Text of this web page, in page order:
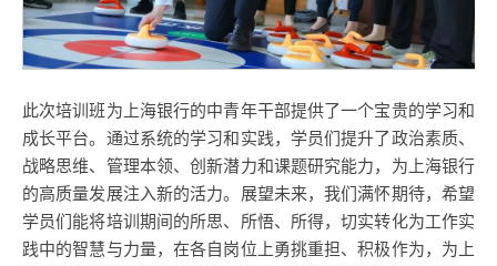
此次培训班为上海银行的中青年干部提供了一个宝贵的学习和
成长平台。通过系统的学习和实践，学员们提升了政治素质、
战略思维、管理本领、创新潜力和课题研究能力，为上海银行
的高质量发展注入新的活力。展望未来，我们满怀期待，希望
学员们能将培训期间的所思、所悟、所得，切实转化为工作实
践中的智慧与力量，在各自岗位上勇挑重担、积极作为，为上